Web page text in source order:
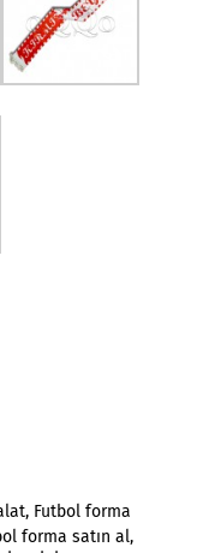
, Futbol forma
forma satın al,